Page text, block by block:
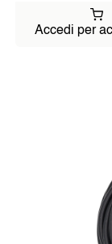
Accedi per